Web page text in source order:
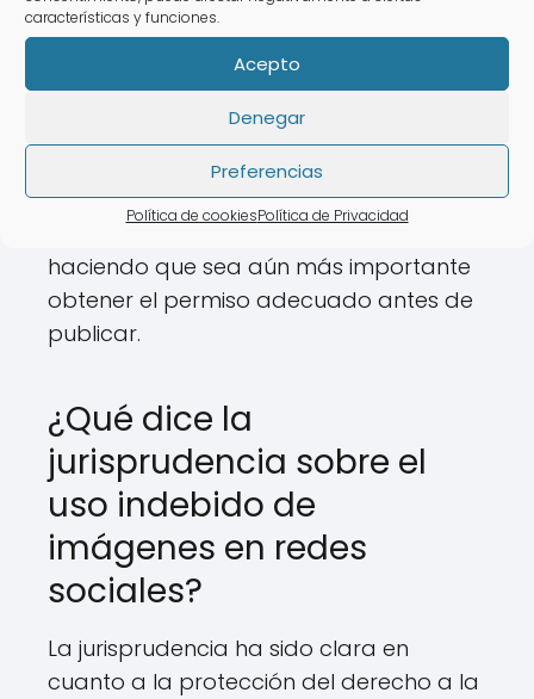
características y funciones.
Acepto
Denegar
Preferencias
Política de cookiesPolítica de Privacidad
plataforma.
Daño a la reputación personal o
Además, el uso indebido de imágenes
puede influir negativamente en tus
relaciones personales y profesionales,
haciendo que sea aún más importante
obtener el permiso adecuado antes de
publicar.
¿Qué dice la
jurisprudencia sobre el
uso indebido de
imágenes en redes
sociales?
La jurisprudencia ha sido clara en
cuanto a la protección del derecho a la